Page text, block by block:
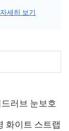
세히 보기
러브 눈보호
화이트 스트랩